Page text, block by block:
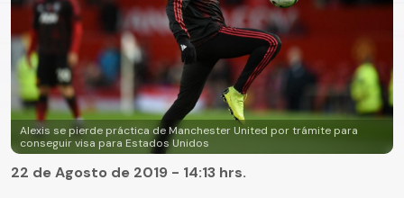
Alexis se pierde práctica de Manchester United por trámite para
conseguir visa para Estados Unidos
22 de Agosto de 2019 - 14:13 hrs.